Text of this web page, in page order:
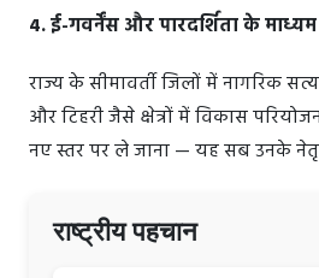
4. ई-गवर्नेंस और पारदर्शिता के
राज्य के सीमावर्ती जिलों में नागरिक
और टिहरी जैसे क्षेत्रों में विकास
नए स्तर पर ले जाना — यह सब उनके
राष्ट्रीय पहचान